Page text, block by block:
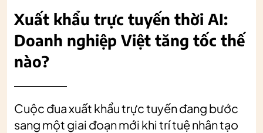
Xuất khẩu trực tuyến thời AI:
Doanh nghiệp Việt tăng tốc thế
nào?
Cuộc đua xuất khẩu trực tuyến đang bước
sang một giai đoạn mới khi trí tuệ nhân tạo